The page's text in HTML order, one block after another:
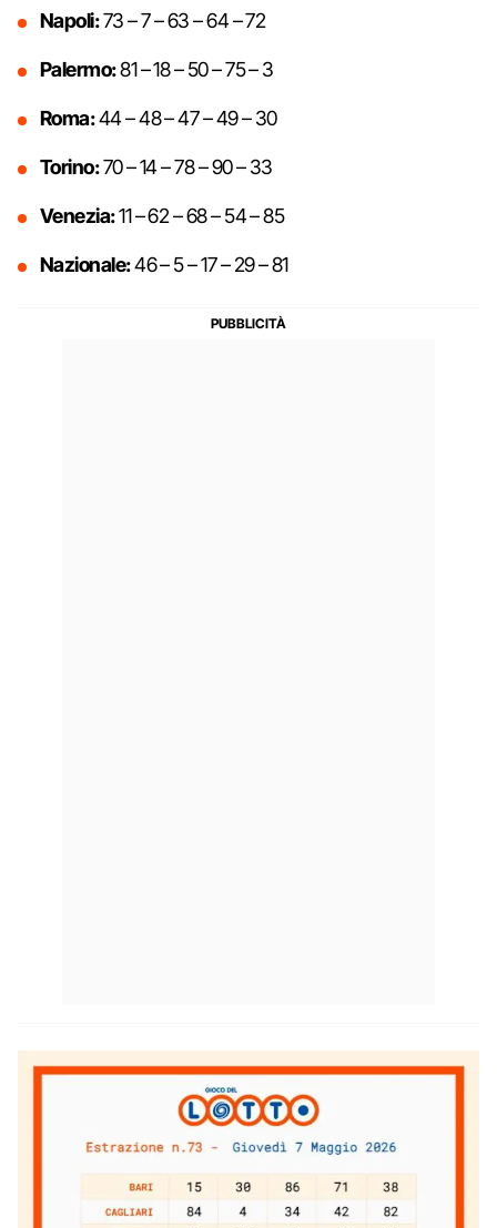
Napoli:73 – 7 – 63 – 64 – 72
Palermo:81 – 18 – 50 – 75 – 3
Roma:44 – 48 – 47 – 49 – 30
Torino:70 – 14 – 78 – 90 – 33
Venezia:11 – 62 – 68 – 54 – 85
Nazionale:46 – 5 – 17 – 29 – 81